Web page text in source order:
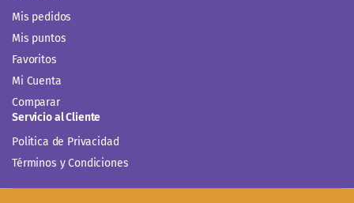
Mis pedidos
Mis puntos
Favoritos
Mi Cuenta
Comparar
Servicio al Cliente
Politica de Privacidad
Términos y Condiciones